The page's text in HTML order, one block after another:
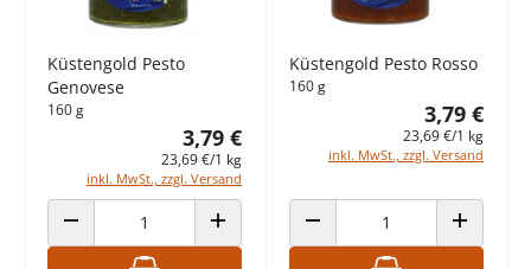
Küstengold Pesto
Genovese
160 g
3,79 €
23,69 €/1 kg
inkl. MwSt., zzgl. Versand
ANZAHL VERRINGERN ANZAHL ERHÖHEN
Küstengold Pesto Rosso
160 g
3,79 €
23,69 €/1 kg
inkl. MwSt., zzgl. Versand
ANZAHL VERRINGERN ANZAHL